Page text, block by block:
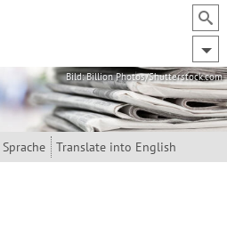
Bild: Billion Photos/Shutterstock.com
Translate into English